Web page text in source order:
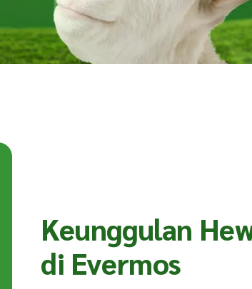
Keunggulan
di Evermos